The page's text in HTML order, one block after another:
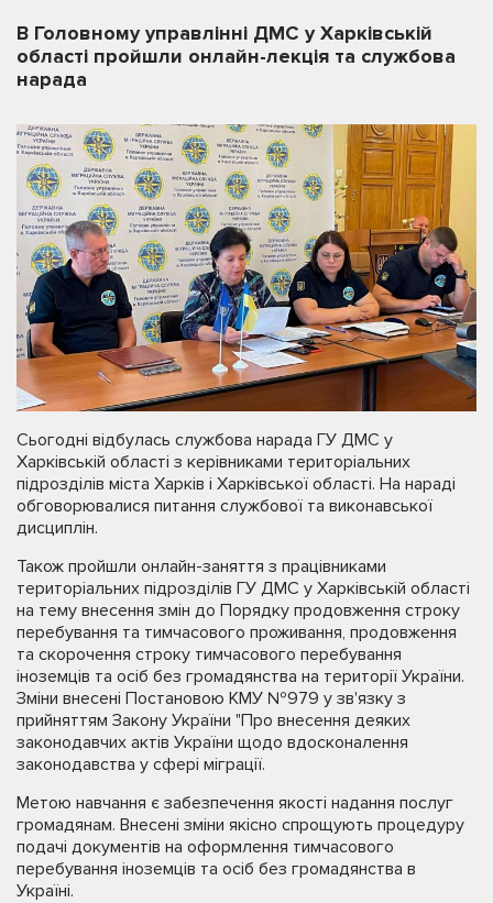
В Головному управлінні ДМС у Харківській
області пройшли онлайн-лекція та службова
нарада
Сьогодні відбулась службова нарада ГУ ДМС у
Харківській області з керівниками територіальних
підрозділів міста Харків і Харківської області. На нараді
обговорювалися питання службової та виконавської
дисциплін.
Також пройшли онлайн-заняття з працівниками
територіальних підрозділів ГУ ДМС у Харківській області
на тему внесення змін до Порядку продовження строку
перебування та тимчасового проживання, продовження
та скорочення строку тимчасового перебування
іноземців та осіб без громадянства на території України.
Зміни внесені Постановою КМУ №979 у зв'язку з
прийняттям Закону України "Про внесення деяких
законодавчих актів України щодо вдосконалення
законодавства у сфері міграції.
Метою навчання є забезпечення якості надання послуг
громадянам. Внесені зміни якісно спрощують процедуру
подачі документів на оформлення тимчасового
перебування іноземців та осіб без громадянства в
Україні.